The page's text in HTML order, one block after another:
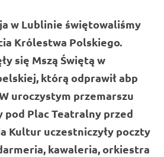
w Lublinie świętowaliśmy
Królestwa Polskiego.
się Mszą Świętą w
którą odprawił abp
uroczystym przemarszu
Plac Teatralny przed
Kultur uczestniczyły poczty
kawaleria, orkiestra